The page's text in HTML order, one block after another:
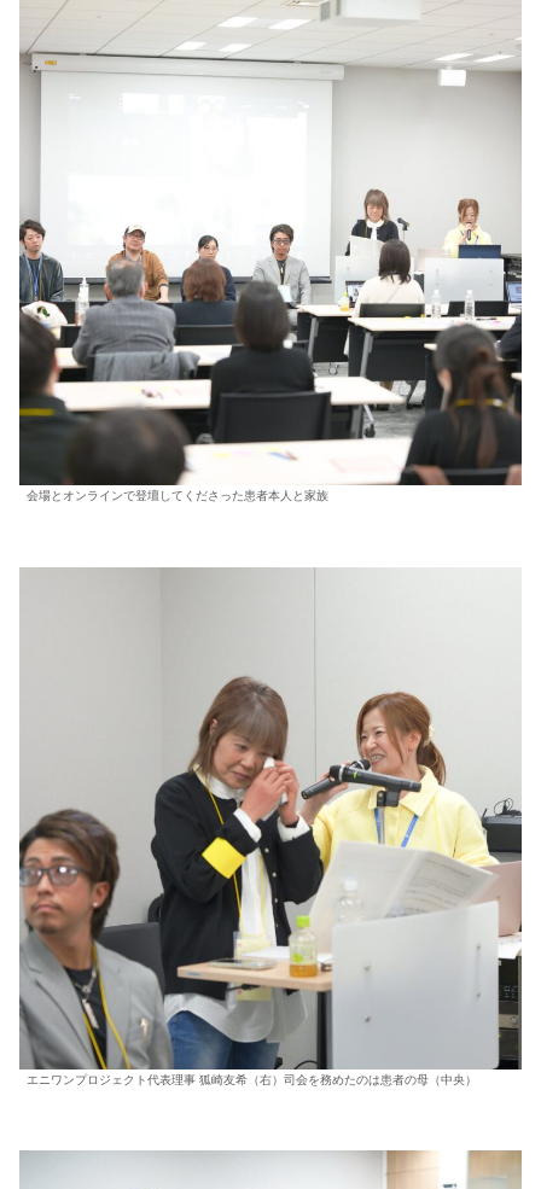
会場とオンラインで登壇してくださった患者本人と家族
エニワンプロジェクト代表理事 狐崎友希（右）司会を務めたのは患者の母（中央）